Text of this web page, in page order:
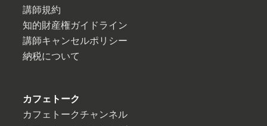
講師規約
知的財産権ガイドライン
講師キャンセルポリシー
納税について
カフェトーク
カフェトークチャンネル